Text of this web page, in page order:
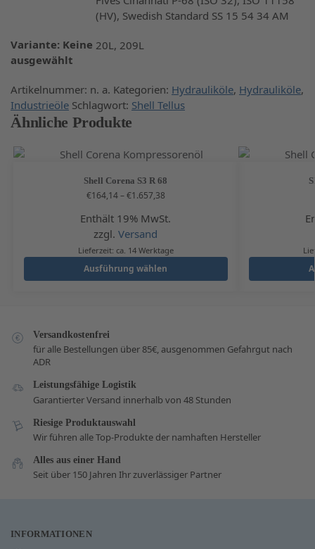
(HV), Swedish Standard SS 15 54 34 AM
Variante: Keine
ausgewählt
20L, 209L
Artikelnummer: n. a. Kategorien: Hydrauliköle, Hydrauliköle,
Industrieöle Schlagwort: Shell Tellus
Ähnliche Produkte
Shell Corena S3 R 68
€164,14–€1.657,38
Enthält 19% MwSt.
zzgl.Versand
Lieferzeit: ca. 14 Werktage
Ausführung wählen
Versandkostenfrei
für alle Bestellungen über 85€, ausgenommen Gefahrgut nach
ADR
Leistungsfähige Logistik
Garantierter Versand innerhalb von 48 Stunden
Riesige Produktauswahl
Wir führen alle Top-Produkte der namhaften Hersteller
Alles aus einer Hand
Seit über 150 Jahren Ihr zuverlässiger Partner
INFORMATIONEN